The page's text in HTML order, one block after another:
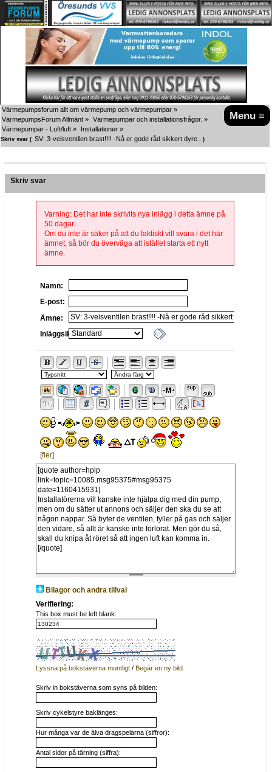
Menu ≡
Värmepumpsforum allt om värmepump och värmepumpar »
VärmepumpsForum Allmänt » Värmepumpar och installationsfrågor. »
Värmepumpar - Luft/luft » Installationer »
Skriv svar ( SV: 3-veisventilen brast!!!! -Nå er gode råd sikkert dyre.. )
Skriv svar
Varning: Det har inte skrivits nya inlägg i detta ämne på
50 dagar.
Om du inte är säker på att du faktiskt vill svara i det här
ämnet, så bör du överväga att istället starta ett nytt
ämne.
Namn:
E-post:
Ämne:
Inläggsikon:
[fler]
Bilagor och andra tillval
Verifiering:
This box must be left blank:
Lyssna på bokstäverna muntligt /Begär en ny bild
Skriv in bokstäverna som syns på bilden:
Skriv cykelstyre baklänges:
Hur många var de älva dragspelarna (siffror):
Antal sidor på tärning (siffra):